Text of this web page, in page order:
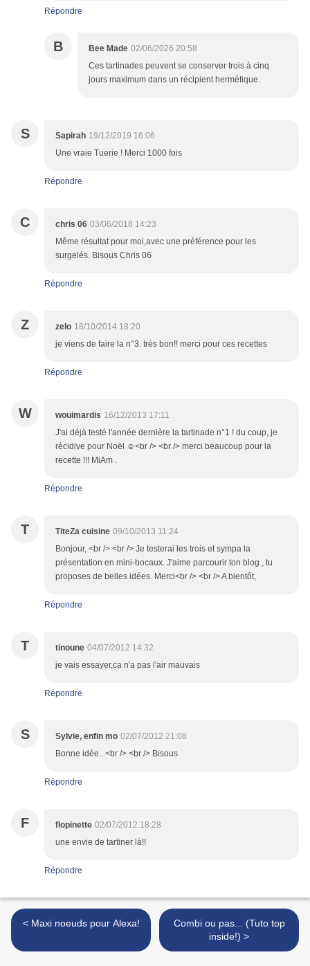
Répondre
B Bee Made 02/06/2026 20:58
Ces tartinades peuvent se conserver trois à cinq
jours maximum dans un récipient hermétique.
S Sapirah 19/12/2019 16:06
Une vraie Tuerie ! Merci 1000 fois
Répondre
C chris 06 03/06/2018 14:23
Même résultat pour moi,avec une préférence pour les
surgelés. Bisous Chris 06
Répondre
Z zelo 18/10/2014 18:20
je viens de faire la n°3. très bon!! merci pour ces recettes
Répondre
W wouimardis 16/12/2013 17:11
J'ai déjà testé l'année dernière la tartinade n°1 ! du coup, je
récidive pour Noël ☺<br /> <br /> merci beaucoup pour la
recette !!! MiAm .
Répondre
T TiteZa cuisine 09/10/2013 11:24
Bonjour, <br /> <br /> Je testerai les trois et sympa la
présentation en mini-bocaux. J'aime parcourir ton blog , tu
proposes de belles idées. Merci<br /> <br /> A bientôt,
Répondre
T tinoune 04/07/2012 14:32
je vais essayer,ca n'a pas l'air mauvais
Répondre
S Sylvie, enfin mo 02/07/2012 21:08
Bonne idée...<br /> <br /> Bisous
Répondre
F flopinette 02/07/2012 18:28
une envie de tartiner là!!
Répondre
< Maxi noeuds pour Alexa!
Combi ou pas... (Tuto top
inside!) >